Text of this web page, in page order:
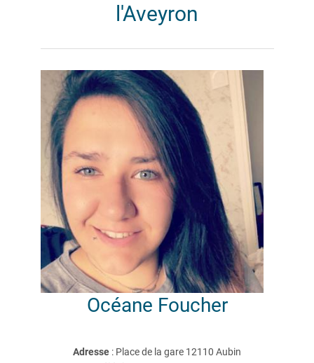
l'Aveyron
Océane Foucher
Adresse : Place de la gare 12110 Aubin